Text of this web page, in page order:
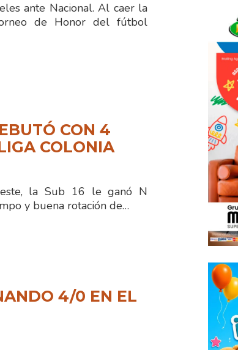
ante Nacional. Al caer la
de Honor del fútbol
CON 4
COLONIA
la Sub 16 le ganó N
y buena rotación de…
4/0 EN EL